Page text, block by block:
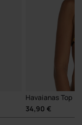
Havaianas Top
34,90 €